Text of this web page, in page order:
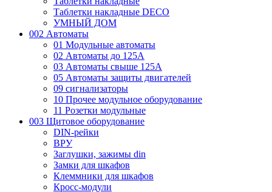
Таблетки накладные DECO
УМНЫЙ ДОМ
002 Автоматы
01 Модульные автоматы
02 Автоматы до 125А
03 Автоматы свыше 125А
05 Автоматы защиты двигателей
09 сигнализаторы
10 Прочее модульное оборудование
11 Розетки модульные
003 Щитовое оборудование
DIN-рейки
ВРУ
Заглушки, зажимы din
Замки для шкафов
Клеммники для шкафов
Кросс-модули